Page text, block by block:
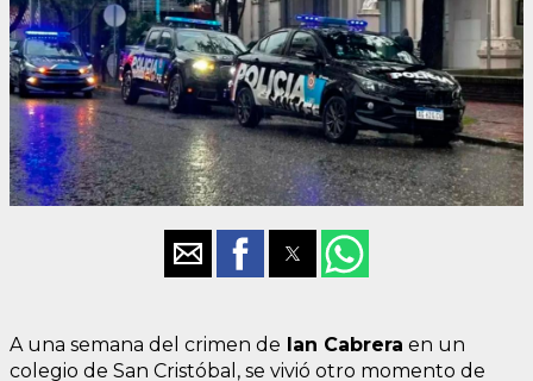
A una semana del crimen de Ian Cabrera en un
colegio de San Cristóbal, se vivió otro momento de